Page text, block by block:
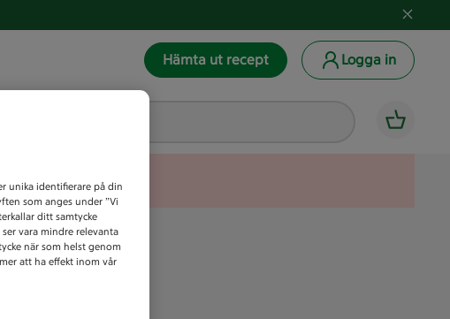
Hämta ut recept Logga in
unika identifierare på din
som anges under ”Vi
ditt samtycke
vara mindre relevanta
när som helst genom
att ha effekt inom vår